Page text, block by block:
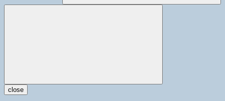
close